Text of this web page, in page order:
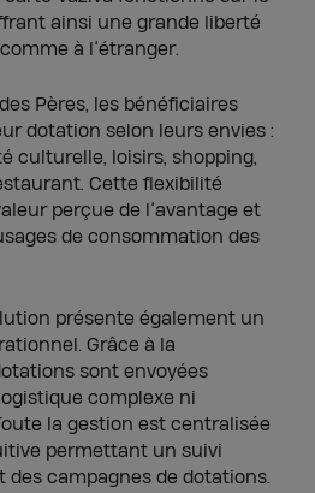
ainsi une grande liberté
à l’étranger.
Pères, les bénéficiaires
dotation selon leurs envies :
culturelle, loisirs, shopping,
Cette flexibilité
perçue de l’avantage et
de consommation des
présente également un
Grâce à la
sont envoyées
complexe ni
la gestion est centralisée
permettant un suivi
des campagnes de dotations.